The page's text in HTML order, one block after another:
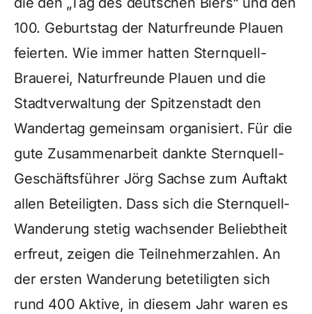
100. Geburtstag der Naturfreunde Plauen
feierten. Wie immer hatten Sternquell-
Brauerei, Naturfreunde Plauen und die
Stadtverwaltung der Spitzenstadt den
Wandertag gemeinsam organisiert. Für die
gute Zusammenarbeit dankte Sternquell-
Geschäftsführer Jörg Sachse zum Auftakt
allen Beteiligten. Dass sich die Sternquell-
Wanderung stetig wachsender Beliebtheit
erfreut, zeigen die Teilnehmerzahlen. An
der ersten Wanderung betetiligten sich
rund 400 Aktive, in diesem Jahr waren es